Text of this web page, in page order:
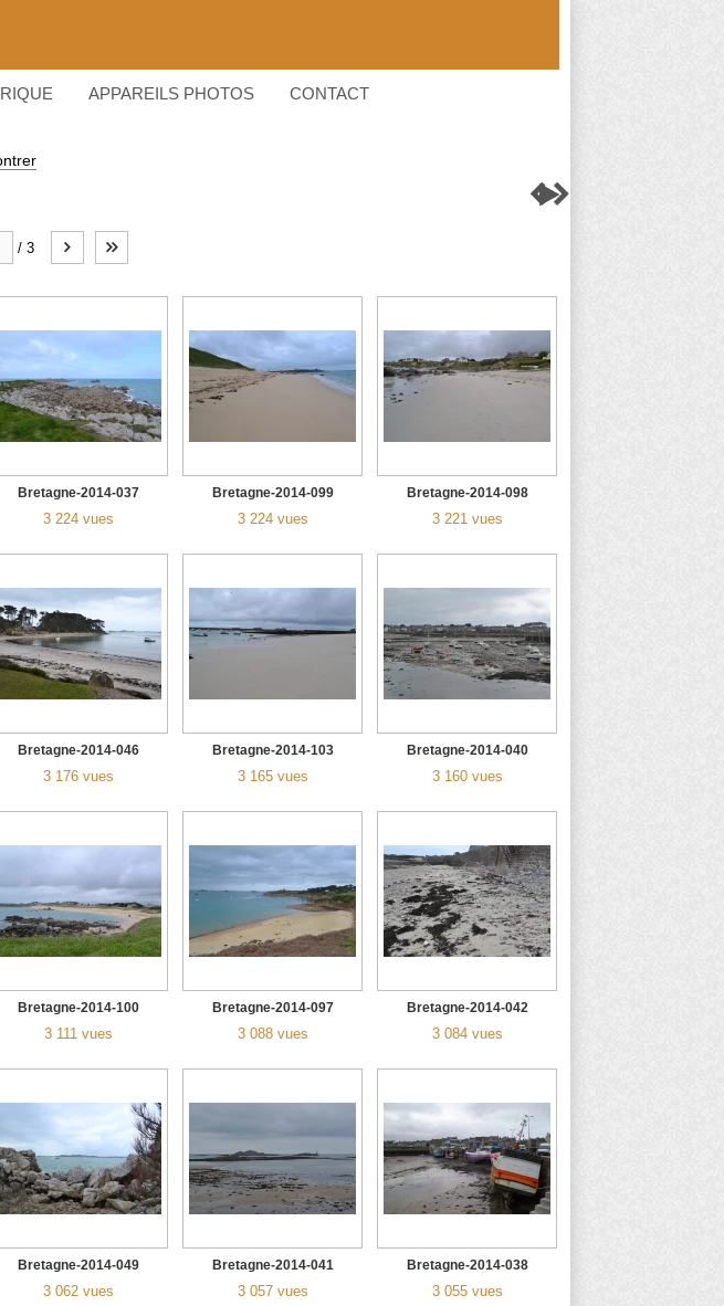
APPAREILS PHOTOS CONTACT

/ 3
Bretagne-2014-037
3 224 vues
Bretagne-2014-099
3 224 vues
Bretagne-2014-098
3 221 vues
Bretagne-2014-046
3 176 vues
Bretagne-2014-103
3 165 vues
Bretagne-2014-040
3 160 vues
Bretagne-2014-100
3 111 vues
Bretagne-2014-097
3 088 vues
Bretagne-2014-042
3 084 vues
Bretagne-2014-049
3 062 vues
Bretagne-2014-041
3 057 vues
Bretagne-2014-038
3 055 vues